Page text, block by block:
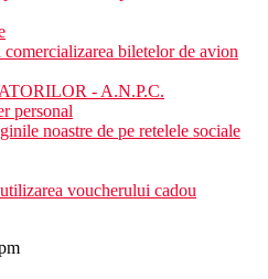
de seara (ocazional)
biletelor de avion
- A.N.P.C.
personal
noastre de pe retelele sociale
voucherului cadou